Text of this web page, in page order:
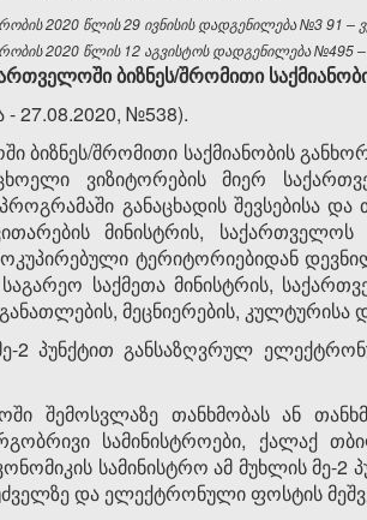
2020 წლის29 ივნისის დადგენილება №391 –
2020 წლის 12 აგვისტოს დადგენილება №495
ბიზნეს/შრომითი
27.08.2020, №538).
ბიზნეს/შრომითი საქმიანობის
ვიზიტორების მიერ
განაცხადის შევსებისა და
მინისტრის,
ტერიტორიებიდან
საქმეთა მინისტრის,
მეცნიერების, კულტურისა
2 პუნქტით განსაზღვრულ
შემოსვლაზე თანხმობას ან
სამინისტროები, ქალაქ
სამინისტრო ამ მუხლის
და ელექტრონული ფოსტის